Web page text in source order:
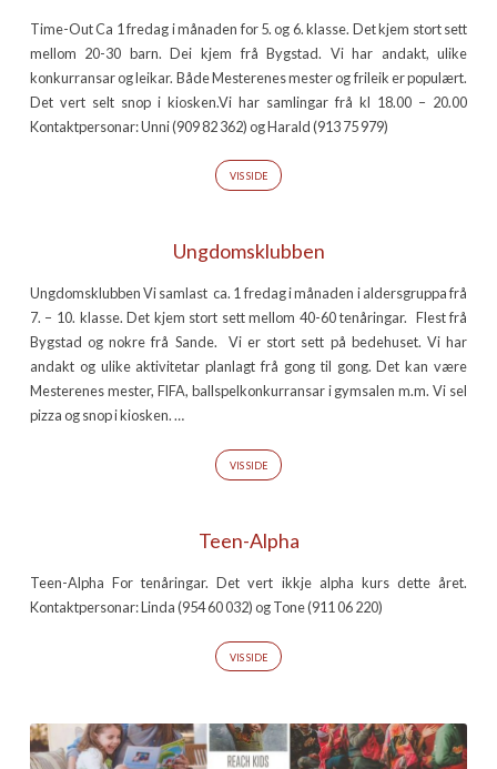
Time-Out Ca 1 fredag i månaden for 5. og 6. klasse. Det kjem stort sett
mellom 20-30 barn. Dei kjem frå Bygstad. Vi har andakt, ulike
konkurransar og leikar. Både Mesterenes mester og frileik er populært.
Det vert selt snop i kiosken.Vi har samlingar frå kl 18.00 – 20.00
Kontaktpersonar: Unni (909 82 362) og Harald (913 75 979)
VIS SIDE
Ungdomsklubben
Ungdomsklubben Vi samlast ca. 1 fredag i månaden i aldersgruppa frå
7. – 10. klasse. Det kjem stort sett mellom 40-60 tenåringar. Flest frå
Bygstad og nokre frå Sande. Vi er stort sett på bedehuset. Vi har
andakt og ulike aktivitetar planlagt frå gong til gong. Det kan være
Mesterenes mester, FIFA, ballspelkonkurransar i gymsalen m.m. Vi sel
pizza og snop i kiosken. …
VIS SIDE
Teen-Alpha
Teen-Alpha For tenåringar. Det vert ikkje alpha kurs dette året.
Kontaktpersonar: Linda (954 60 032) og Tone (911 06 220)
VIS SIDE